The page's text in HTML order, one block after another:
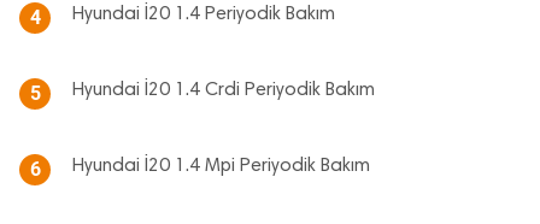
4 Hyundai İ20 1.4 Periyodik Bakım
5 Hyundai İ20 1.4 Crdi Periyodik Bakım
6 Hyundai İ20 1.4 Mpi Periyodik Bakım